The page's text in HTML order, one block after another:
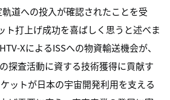
軌道への投入が確認されたことを受
ト打上げ成功を喜ばしく思うと述べま
XによるISSへの物資輸送機会が、
探査活動に資する技術獲得に貢献す
ットが日本の宇宙開発利用を支える